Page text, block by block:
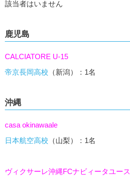
該当者はいません
鹿児島
CALCIATORE U-15
帝京長岡高校 （新潟）：1名
沖縄
casa okinawaale
日本航空高校 （山梨）：1名
ヴィクサーレ沖縄FCナビィータユース